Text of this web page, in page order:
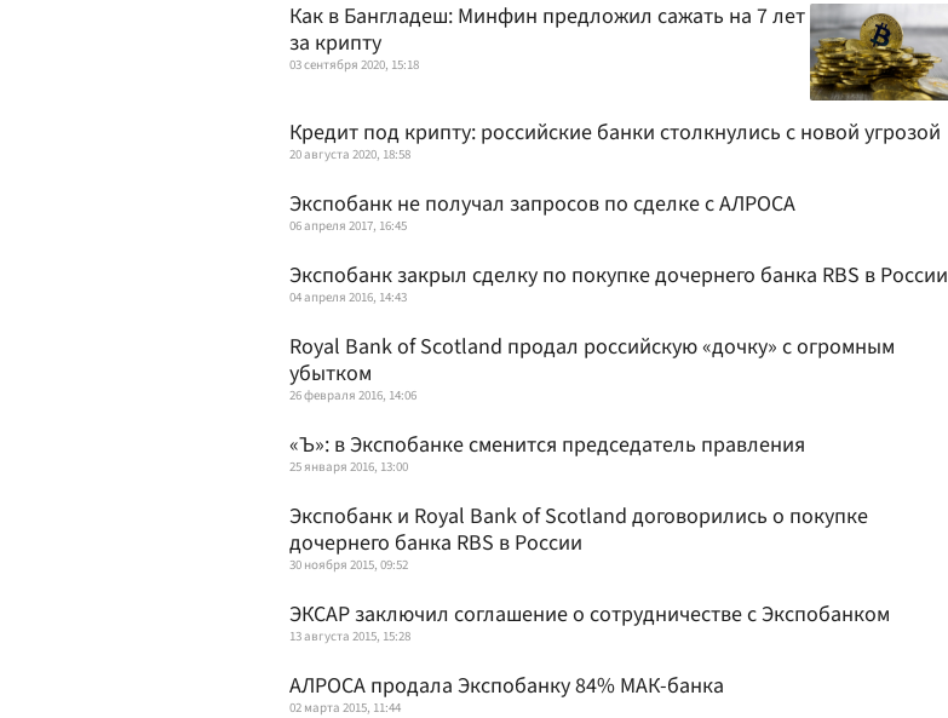
Как в Бангладеш: Минфин предложил сажать на 7 лет
за крипту
03 сентября 2020, 15:18
Кредит под крипту: российские банки столкнулись с новой угрозой
20 августа 2020, 18:58
Экспобанк не получал запросов по сделке с АЛРОСА
06 апреля 2017, 16:45
Экспобанк закрыл сделку по покупке дочернего банка RBS в России
04 апреля 2016, 14:43
Royal Bank of Scotland продал российскую «дочку» с огромным
убытком
26 февраля 2016, 14:06
«Ъ»: в Экспобанке сменится председатель правления
25 января 2016, 13:00
Экспобанк и Royal Bank of Scotland договорились о покупке
дочернего банка RBS в России
30 ноября 2015, 09:52
ЭКСАР заключил соглашение о сотрудничестве с Экспобанком
13 августа 2015, 15:28
АЛРОСА продала Экспобанку 84% МАК-банка
02 марта 2015, 11:44